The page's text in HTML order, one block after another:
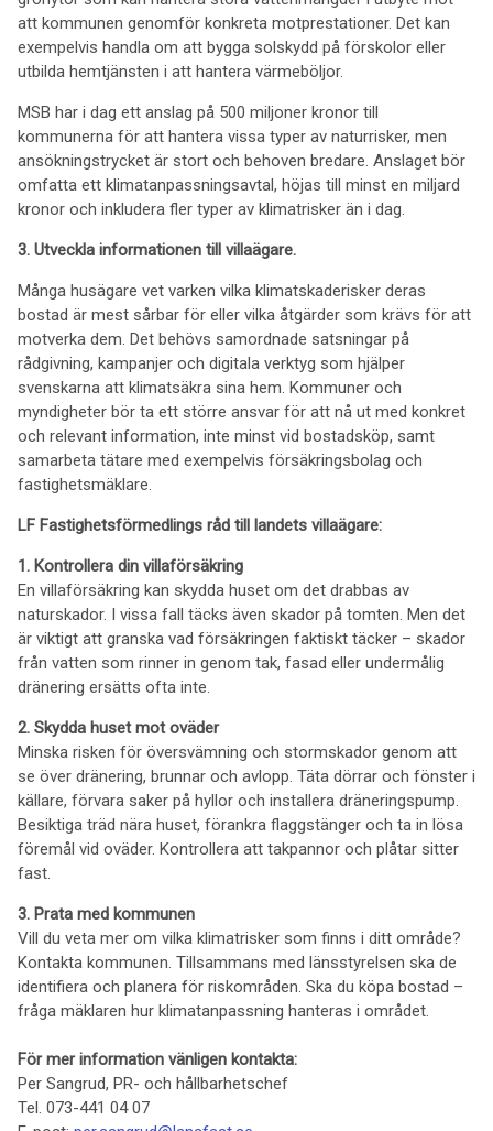
att kommunen genomför konkreta motprestationer. Det kan
exempelvis handla om att bygga solskydd på förskolor eller
utbilda hemtjänsten i att hantera värmeböljor.
MSB har i dag ett anslag på 500 miljoner kronor till
kommunerna för att hantera vissa typer av naturrisker, men
ansökningstrycket är stort och behoven bredare. Anslaget bör
omfatta ett klimatanpassningsavtal, höjas till minst en miljard
kronor och inkludera fler typer av klimatrisker än i dag.
3. Utveckla informationen till villaägare.
Många husägare vet varken vilka klimatskaderisker deras
bostad är mest sårbar för eller vilka åtgärder som krävs för att
motverka dem. Det behövs samordnade satsningar på
rådgivning, kampanjer och digitala verktyg som hjälper
svenskarna att klimatsäkra sina hem. Kommuner och
myndigheter bör ta ett större ansvar för att nå ut med konkret
och relevant information, inte minst vid bostadsköp, samt
samarbeta tätare med exempelvis försäkringsbolag och
fastighetsmäklare.
LF Fastighetsförmedlings råd till landets villaägare:
1. Kontrollera din villaförsäkring
En villaförsäkring kan skydda huset om det drabbas av
naturskador. I vissa fall täcks även skador på tomten. Men det
är viktigt att granska vad försäkringen faktiskt täcker – skador
från vatten som rinner in genom tak, fasad eller undermålig
dränering ersätts ofta inte.
2. Skydda huset mot oväder
Minska risken för översvämning och stormskador genom att
se över dränering, brunnar och avlopp. Täta dörrar och fönster i
källare, förvara saker på hyllor och installera dräneringspump.
Besiktiga träd nära huset, förankra flaggstänger och ta in lösa
föremål vid oväder. Kontrollera att takpannor och plåtar sitter
fast.
3. Prata med kommunen
Vill du veta mer om vilka klimatrisker som finns i ditt område?
Kontakta kommunen. Tillsammans med länsstyrelsen ska de
identifiera och planera för riskområden. Ska du köpa bostad –
fråga mäklaren hur klimatanpassning hanteras i området.
För mer information vänligen kontakta:
Per Sangrud, PR- och hållbarhetschef
Tel. 073-441 04 07